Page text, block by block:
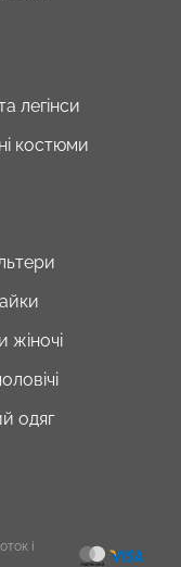
легінси
костюми
жіночі
одяг
і